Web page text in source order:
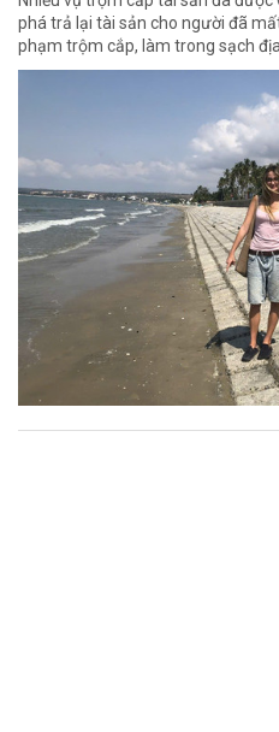
phá trả lại tài sản cho người đã
phạm trộm cắp, làm trong sạch